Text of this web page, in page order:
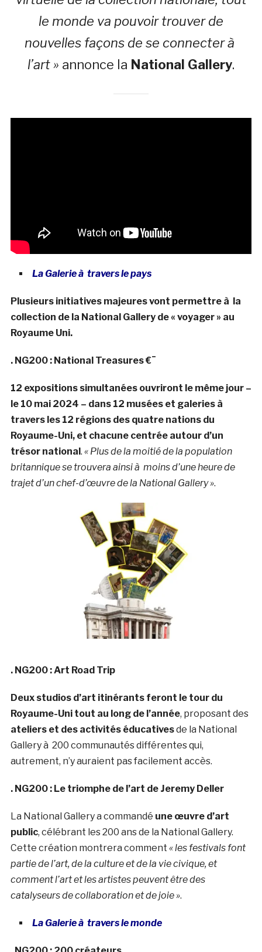
le monde va pouvoir trouver de
nouvelles façons de se connecter à
l’art » annonce la National Gallery.
La Galerie à travers le pays
Plusieurs initiatives majeures vont permettre à la
collection de la National Gallery de « voyager » au
Royaume Uni.
. NG200 : National Treasures €¯
12 expositions simultanées ouvriront le même jour –
le 10 mai 2024 – dans 12 musées et galeries à
travers les 12 régions des quatre nations du
Royaume-Uni, et chacune centrée autour d’un
trésor national. « Plus de la moitié de la population
britannique se trouvera ainsi à moins d’une heure de
trajet d’un chef-d’œuvre de la National Gallery ».
. NG200 : Art Road Trip
Deux studios d’art itinérants feront le tour du
Royaume-Uni tout au long de l’année, proposant des
ateliers et des activités éducativesde la National
Gallery à 200 communautés différentes qui,
autrement, n’y auraient pas facilement accès.
. NG200 : Le triomphe de l’art de Jeremy Deller
La National Gallery a commandé une œuvre d’art
public, célébrant les 200 ans de la National Gallery.
Cette création montrera comment « les festivals font
partie de l’art, de la culture et de la vie civique, et
comment l’art et les artistes peuvent être des
catalyseurs de collaboration et de joie ».
La Galerie à travers le monde